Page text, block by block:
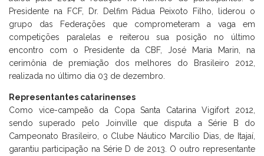
Presidente na FCF, Dr. Delfim Pádua Peixoto Filho, liderou o
grupo das Federações que comprometeram a vaga em
competições paralelas e reiterou sua posição no último
encontro com o Presidente da CBF, José Maria Marin, na
cerimônia de premiação dos melhores do Brasileiro 2012,
realizada no último dia 03 de dezembro.
Representantes catarinenses
Como vice-campeão da Copa Santa Catarina Vigifort 2012,
sendo superado pelo Joinville que disputa a Série B do
Campeonato Brasileiro, o Clube Náutico Marcílio Dias, de Itajaí,
garantiu participação na Série D de 2013. O outro representante